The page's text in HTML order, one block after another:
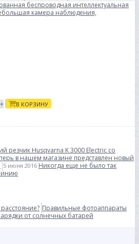
беспроводная интеллектуальная
камера наблюдения,
+ В КОРЗИНУ
резчик Husqvarna K 3000 Electric со
в нашем магазине представлен новый
5 июня 2016 Никогда еще не было так
Правильные фотоаппараты
от солнечных батарей